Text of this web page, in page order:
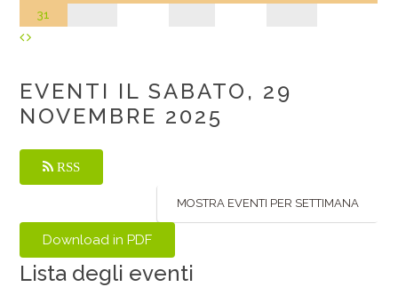
31
EVENTI IL SABATO, 29
NOVEMBRE 2025
RSS
MOSTRA EVENTI PER SETTIMANA
Lista degli eventi